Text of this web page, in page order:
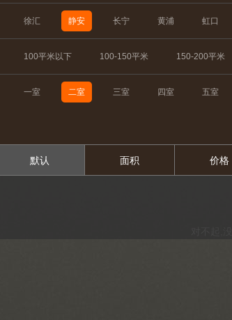
徐汇 静安 长宁 黄浦 虹口
100平米以下 100-150平米 150-200平米
一室 二室 三室 四室 五室
默认 面积 价格